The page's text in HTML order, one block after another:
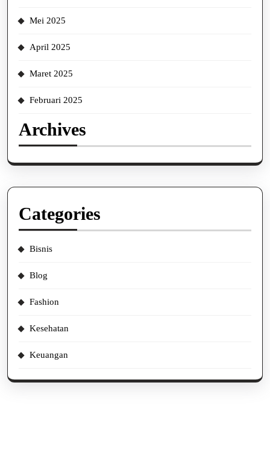
Mei 2025
April 2025
Maret 2025
Februari 2025
Archives
Categories
Bisnis
Blog
Fashion
Kesehatan
Keuangan